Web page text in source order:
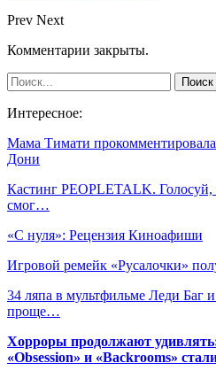
Prev Next
Комментарии закрыты.
Интересное:
Мама Тимати
Дони
Кастинг PEOPLETALK. Голосуй,
смог…
«С нуля»: Рецензия Киноафиши
Игровой ремейк «Русалочки»
34 ляпа в мультфильме Леди Баг
проще…
Хорроры продолжают
«Obsession» и «Backrooms»